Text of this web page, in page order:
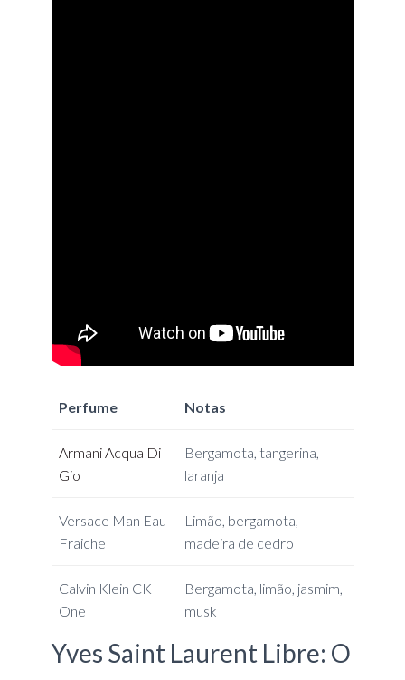
Perfume Notas
Armani Acqua Di
Gio
Bergamota, tangerina,
laranja
Versace Man Eau
Fraiche
Limão, bergamota,
madeira de cedro
Calvin Klein CK
One
Bergamota, limão, jasmim,
musk
Yves Saint Laurent Libre: O